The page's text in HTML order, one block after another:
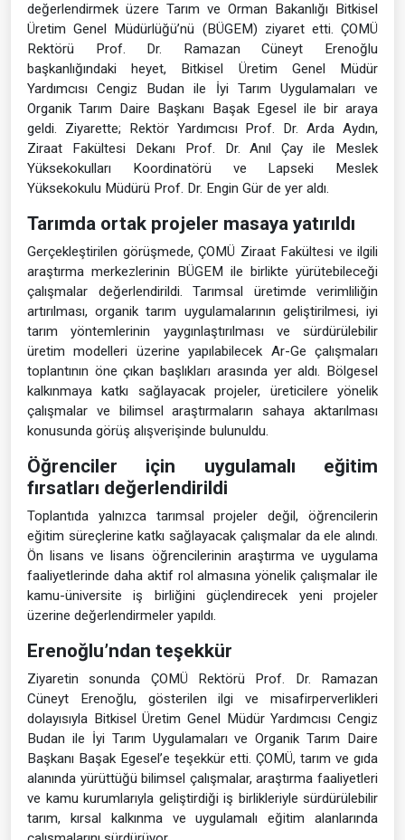
değerlendirmek üzere Tarım ve Orman Bakanlığı Bitkisel
Üretim Genel Müdürlüğü’nü (BÜGEM) ziyaret etti. ÇOMÜ
Rektörü Prof. Dr. Ramazan Cüneyt Erenoğlu
başkanlığındaki heyet, Bitkisel Üretim Genel Müdür
Yardımcısı Cengiz Budan ile İyi Tarım Uygulamaları ve
Organik Tarım Daire Başkanı Başak Egesel ile bir araya
geldi. Ziyarette; Rektör Yardımcısı Prof. Dr. Arda Aydın,
Ziraat Fakültesi Dekanı Prof. Dr. Anıl Çay ile Meslek
Yüksekokulları Koordinatörü ve Lapseki Meslek
Yüksekokulu Müdürü Prof. Dr. Engin Gür de yer aldı.
Tarımda ortak projeler masaya yatırıldı
Gerçekleştirilen görüşmede, ÇOMÜ Ziraat Fakültesi ve ilgili
araştırma merkezlerinin BÜGEM ile birlikte yürütebileceği
çalışmalar değerlendirildi. Tarımsal üretimde verimliliğin
artırılması, organik tarım uygulamalarının geliştirilmesi, iyi
tarım yöntemlerinin yaygınlaştırılması ve sürdürülebilir
üretim modelleri üzerine yapılabilecek Ar-Ge çalışmaları
toplantının öne çıkan başlıkları arasında yer aldı. Bölgesel
kalkınmaya katkı sağlayacak projeler, üreticilere yönelik
çalışmalar ve bilimsel araştırmaların sahaya aktarılması
konusunda görüş alışverişinde bulunuldu.
Öğrenciler için uygulamalı eğitim
fırsatları değerlendirildi
Toplantıda yalnızca tarımsal projeler değil, öğrencilerin
eğitim süreçlerine katkı sağlayacak çalışmalar da ele alındı.
Ön lisans ve lisans öğrencilerinin araştırma ve uygulama
faaliyetlerinde daha aktif rol almasına yönelik çalışmalar ile
kamu-üniversite iş birliğini güçlendirecek yeni projeler
üzerine değerlendirmeler yapıldı.
Erenoğlu’ndan teşekkür
Ziyaretin sonunda ÇOMÜ Rektörü Prof. Dr. Ramazan
Cüneyt Erenoğlu, gösterilen ilgi ve misafirperverlikleri
dolayısıyla Bitkisel Üretim Genel Müdür Yardımcısı Cengiz
Budan ile İyi Tarım Uygulamaları ve Organik Tarım Daire
Başkanı Başak Egesel’e teşekkür etti. ÇOMÜ, tarım ve gıda
alanında yürüttüğü bilimsel çalışmalar, araştırma faaliyetleri
ve kamu kurumlarıyla geliştirdiği iş birlikleriyle sürdürülebilir
tarım, kırsal kalkınma ve uygulamalı eğitim alanlarında